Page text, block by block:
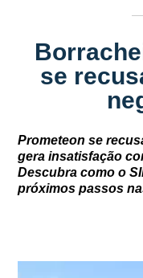
se
Prometeon se
gera insatisfação
Descubra como o
próximos passos